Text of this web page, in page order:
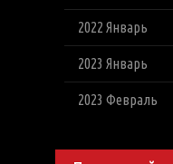
2022 Январь
2023 Январь
2023 Февраль